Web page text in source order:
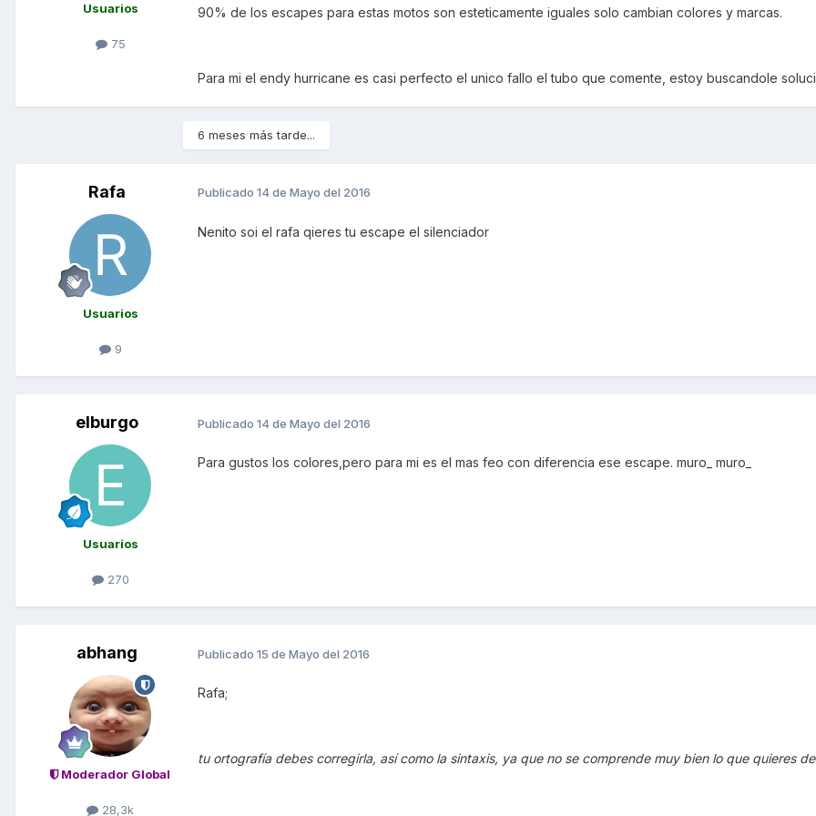
Usuarios
75
90% de los escapes para estas motos son esteticamente iguales solo cambian colores y marcas.
Para mi el endy hurricane es casi perfecto el unico fallo el tubo que comente, estoy buscandole
6 meses más tarde...
Rafa
Usuarios
9
Publicado 14 de Mayo del 2016
Nenito soi el rafa qieres tu escape el silenciador
elburgo
Usuarios
270
Publicado 14 de Mayo del 2016
Para gustos los colores,pero para mi es el mas feo con diferencia ese escape. muro_ muro_
abhang
Moderador Global
28,3k
Publicado 15 de Mayo del 2016
Rafa;
tu ortografía debes corregirla, así como la sintaxis, ya que no se comprende muy bien lo que quieres